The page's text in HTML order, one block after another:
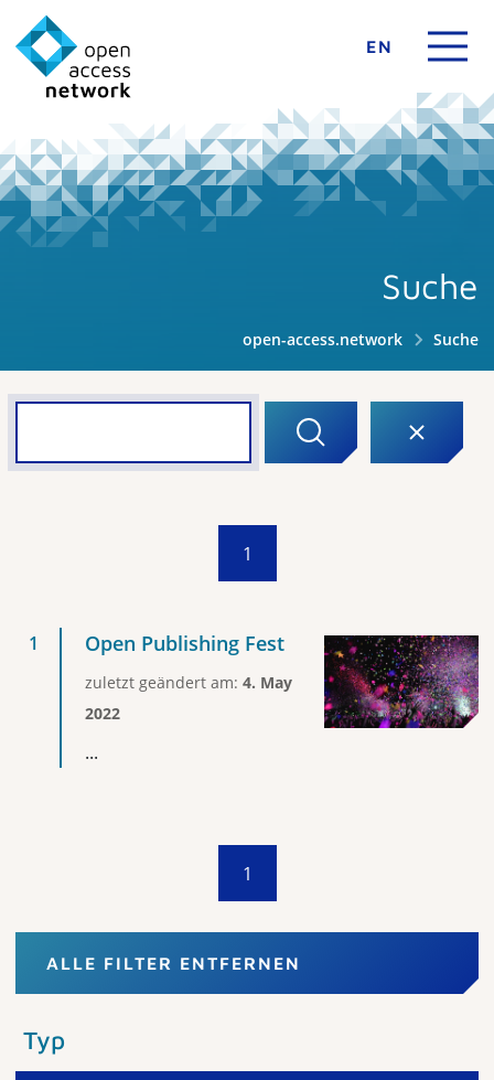
EN
Suche
open-access.network Suche
1
Open Publishing Fest
zuletzt geändert am: 4. May
2022
...
1
ALLE FILTER ENTFERNEN
Typ